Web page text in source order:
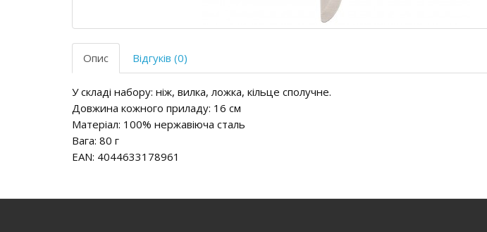
Опис Відгуків (0)
У складі набору: ніж, вилка, ложка, кільце сполучне.
Довжина кожного приладу: 16 см
Матеріал: 100% нержавіюча сталь
Вага: 80 г
EAN: 4044633178961